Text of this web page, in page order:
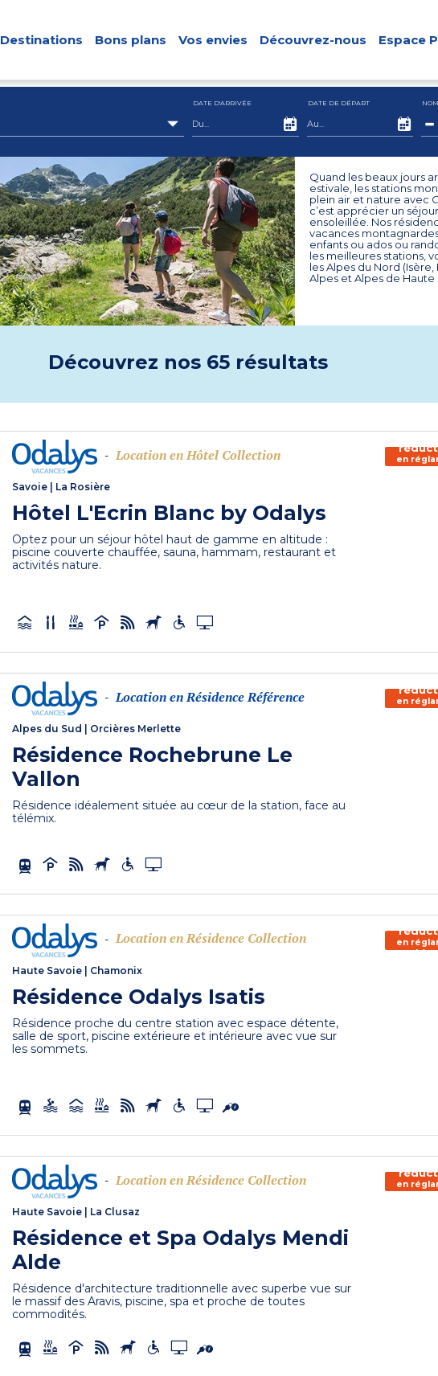
Destinations Bons plans Vos envies Découvrez-nous Espace
DATE D'ARRIVÉE DATE DE DÉPART
Quand les beaux jours
estivale, les stations
plein air et nature avec
c’est apprécier un
ensoleillée. Nos
vacances
enfants ou ados ou
les meilleures stations,
les Alpes du Nord
Alpes et Alpes de Haute
Découvrez nos 65 résultats
- Location en Hôtel Collection
Savoie La Rosière
Hôtel L'Ecrin Blanc by Odalys
Optez pour un séjour hôtel haut de gamme en altitude :
piscine couverte chauffée, sauna, hammam, restaurant et
activités nature.
150€
en
- Location en Résidence Référence
Alpes du Sud Orcières Merlette
Résidence Rochebrune Le
Vallon
Résidence idéalement située au cœur de la station, face au
télémix.
150€
en
- Location en Résidence Collection
Haute Savoie Chamonix
Résidence Odalys Isatis
Résidence proche du centre station avec espace détente,
salle de sport, piscine extérieure et intérieure avec vue sur
les sommets.
150€
en
- Location en Résidence Collection
Haute Savoie La Clusaz
Résidence et Spa Odalys Mendi
Alde
Résidence d'architecture traditionnelle avec superbe vue sur
le massif des Aravis, piscine, spa et proche de toutes
commodités.
150€
en